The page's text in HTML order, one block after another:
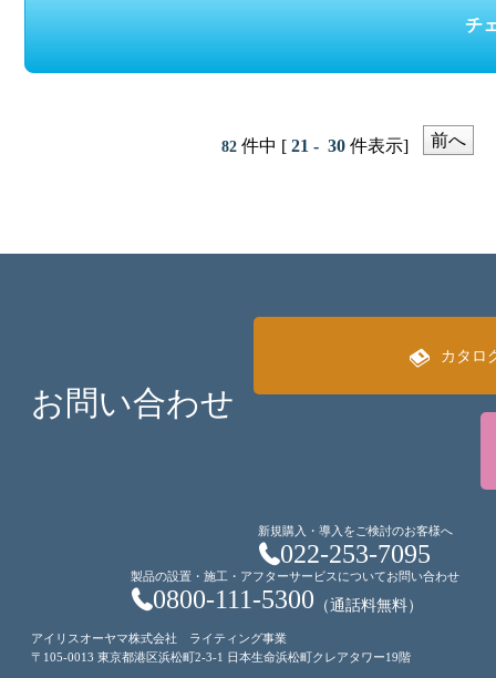
82件中 [21 - 30件表示] 前へ
お問い合わせ
カタロ
新規購入・導入をご検討のお客様へ
022-253-7095
製品の設置・施工・アフターサービスについてお問い合わせ
0800-111-5300 （通話料無料）
アイリスオーヤマ株式会社 ライティング事業
〒105-0013 東京都港区浜松町2-3-1 日本生命浜松町クレアタワー19階